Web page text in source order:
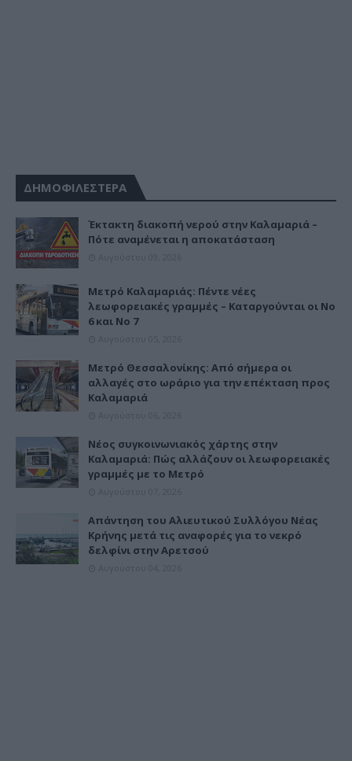
ΔΗΜΟΦΙΛΕΣΤΕΡΑ
Έκτακτη διακοπή νερού στην Καλαμαριά –
Πότε αναμένεται η αποκατάσταση
Μετρό Καλαμαριάς: Πέντε νέες
λεωφορειακές γραμμές – Καταργούνται οι Νο
6 και Νο 7
Μετρό Θεσσαλονίκης: Από σήμερα οι
αλλαγές στο ωράριο για την επέκταση προς
Καλαμαριά
Νέος συγκοινωνιακός χάρτης στην
Καλαμαριά: Πώς αλλάζουν οι λεωφορειακές
γραμμές με το Μετρό
Απάντηση του Αλιευτικού Συλλόγου Νέας
Κρήνης μετά τις αναφορές για το νεκρό
δελφίνι στην Αρετσού